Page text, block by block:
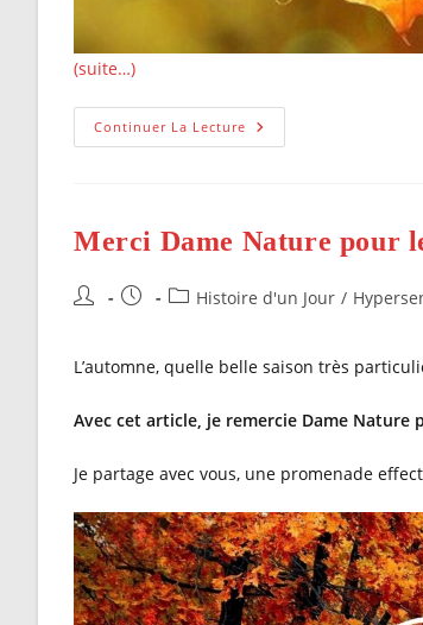
(suite…)
Continuer La Lecture Comment
Être
Automne?
Merci Dame Nature pour
Auteur/autrice
publication :
Publication
PostHistoire d'un Jour /
L’automne, quelle belle saison très
Avec cet article, je remercie Dame Nature
Je partage avec vous, une promenade